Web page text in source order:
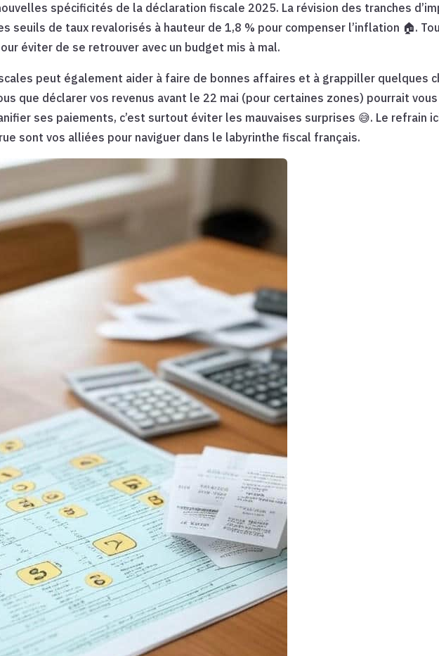
spécificités de la déclaration fiscale 2025. La révision des tranches
seuils de taux revalorisés à hauteur de 1,8 % pour compenser l’inflation 🏠.
éviter de se retrouver avec un budget mis à mal.
peut également aider à faire de bonnes affaires et à grappiller quelques
que déclarer vos revenus avant le 22 mai (pour certaines zones) pourrait
ses paiements, c’est surtout éviter les mauvaises surprises 😅. Le refrain
sont vos alliées pour naviguer dans le labyrinthe fiscal français.